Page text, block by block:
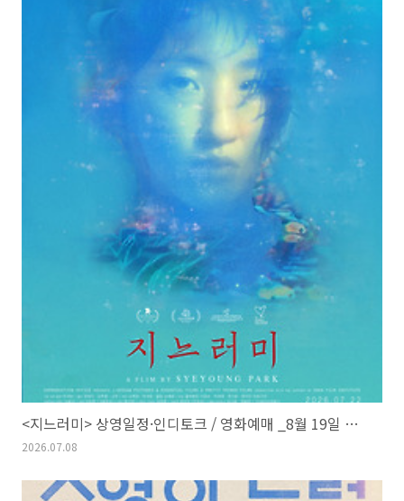
<지느러미> 상영일정·인디토크 / 영화예매 _8월 19일 종영
2026.07.08